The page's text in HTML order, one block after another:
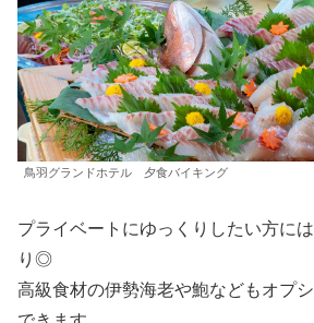
鳥羽グランドホテル 夕食バイキング
プライベートにゆっくりしたい方に
り◎
高級食材の伊勢海老や鮑などもオプ